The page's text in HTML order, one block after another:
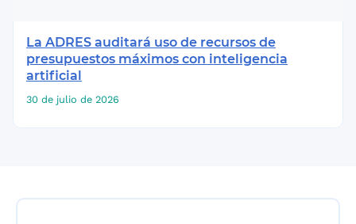
La ADRES auditará uso de recursos de
presupuestos máximos con inteligencia
artificial
30 de julio de 2026